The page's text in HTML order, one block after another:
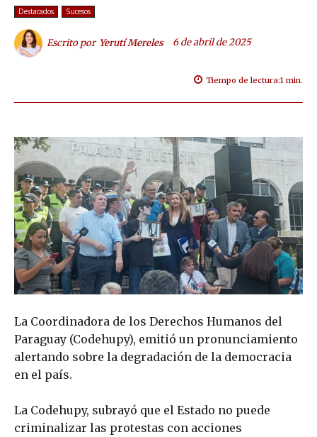
Destacados Sucesos
Escrito por Yerutí Mereles 6 de abril de 2025
Tiempo de lectura:1 min.
La Coordinadora de los Derechos Humanos del
Paraguay (Codehupy), emitió un pronunciamiento
alertando sobre la degradación de la democracia
en el país.
La Codehupy, subrayó que el Estado no puede
criminalizar las protestas con acciones